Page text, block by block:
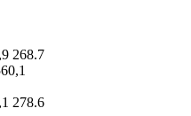
268.7
278.6